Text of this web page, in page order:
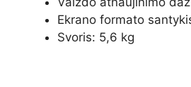
Ekrano formato
Svoris: 5,6 kg